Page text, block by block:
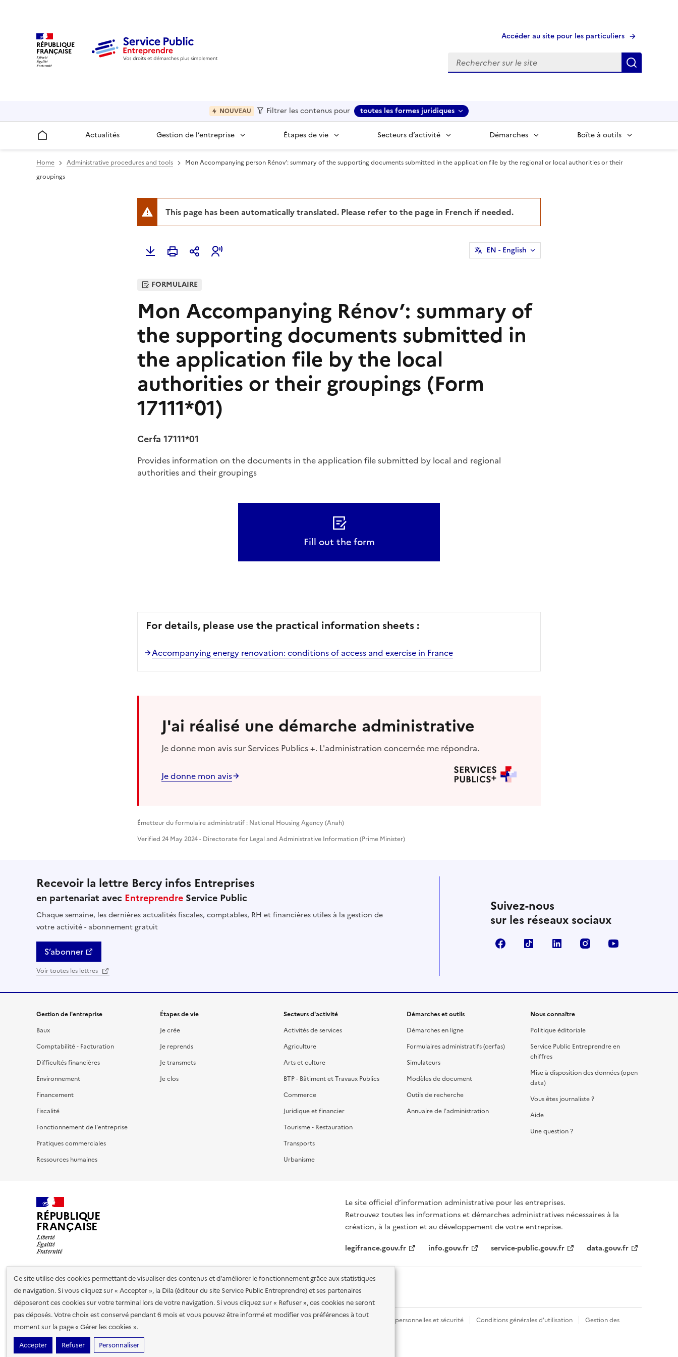
Ce site utilise des cookies permettant de visualiser des contenus et d'améliorer le fonctionnement grâce aux statistiques
de navigation. Si vous cliquez sur « Accepter », la Dila (éditeur du site Service Public Entreprendre) et ses partenaires
déposeront ces cookies sur votre terminal lors de votre navigation. Si vous cliquez sur « Refuser », ces cookies ne seront
pas déposés. Votre choix est conservé pendant 6 mois et vous pouvez être informé et modifier vos préférences à tout
moment sur la page « Gérer les cookies ».
Accepter
Refuser Personnaliser
RÉPUBLIQUE
FRANÇAISE
Accéder au site pour les particuliers
Recherche
NOUVEAU Filtrer les contenus pour toutes les formes juridiques
Accueil Actualités Gestion de l’entreprise Étapes de vie Secteurs d’activité Démarches Boîte à outils
Home Administrative procedures and tools
Mon Accompanying person Rénov’: summary of the supporting documents submitted in the application file by the regional or local authorities or their
groupings
This page has been automatically translated. Please refer to the page in French if needed.
EN - English
FORMULAIRE
Mon Accompanying Rénov’: summary of
the supporting documents submitted in
the application file by the local
authorities or their groupings (Form
17111*01)
Cerfa 17111*01
Provides information on the documents in the application file submitted by local and regional
authorities and their groupings
Fill out the form
For details, please use the practical information sheets :
Accompanying energy renovation: conditions of access and exercise in France
J'ai réalisé une démarche administrative
Je donne mon avis sur Services Publics +. L'administration concernée me répondra.
Je donne mon avis
Émetteur du formulaire administratif : National Housing Agency (Anah)
Verified 24 May 2024 - Directorate for Legal and Administrative Information (Prime Minister)
Recevoir la lettre Bercy infos Entreprises
en partenariat avec Entreprendre Service Public
Chaque semaine, les dernières actualités fiscales, comptables, RH et financières utiles à la gestion de
votre activité - abonnement gratuit
S’abonner
Voir toutes les lettres
Suivez-nous
sur les réseaux sociaux
FacebookTikTok Linkedin Instagram
Gestion de l'entreprise
Baux
Comptabilité - Facturation
Difficultés financières
Environnement
Financement
Fiscalité
Fonctionnement de l'entreprise
Pratiques commerciales
Ressources humaines
Étapes de vie
Je crée
Je reprends
Je transmets
Je clos
Secteurs d'activité
Activités de services
Agriculture
Arts et culture
BTP - Bâtiment et Travaux Publics
Commerce
Juridique et financier
Tourisme - Restauration
Transports
Urbanisme
Démarches et outils
Démarches en ligne
Formulaires administratifs (cerfas)
Simulateurs
Modèles de document
Outils de recherche
Annuaire de l'administration
Nous connaître
Politique éditoriale
Service Public Entreprendre en
chiffres
Mise à disposition des données (open
data)
Vous êtes journaliste ?
Aide
Une question ?
RÉPUBLIQUE
FRANÇAISE
Le site officiel d’information administrative pour les entreprises.
Retrouvez toutes les informations et démarches administratives nécessaires à la
création, à la gestion et au développement de votre entreprise.
legifrance.gouv.fr
info.gouv.fr service-public.gouv.fr data.gouv.fr
Nos partenaires
Plan du site Accessibilité : totalement conforme Accessibilité des services en ligne Mentions légales Données personnelles et sécurité Conditions générales d'utilisation
Gestion des
cookies
Paramètres d'affichage